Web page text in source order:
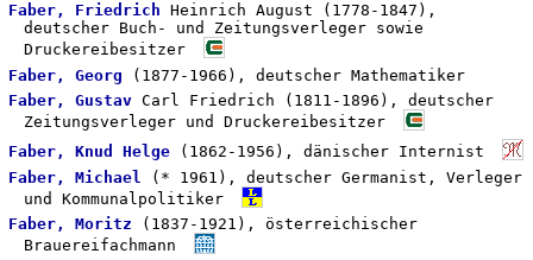
Faber, Friedrich Heinrich August (1778-1847),
deutscher Buch- und Zeitungsverleger sowie
Druckereibesitzer
Faber, Georg (1877-1966), deutscher Mathematiker
Faber, Gustav Carl Friedrich (1811-1896), deutscher
Zeitungsverleger und Druckereibesitzer
Faber, Knud Helge (1862-1956), dänischer Internist
Faber, Michael
(* 1961), deutscher Germanist, Verleger
und Kommunalpolitiker
Faber, Moritz (1837-1921), österreichischer
Brauereifachmann